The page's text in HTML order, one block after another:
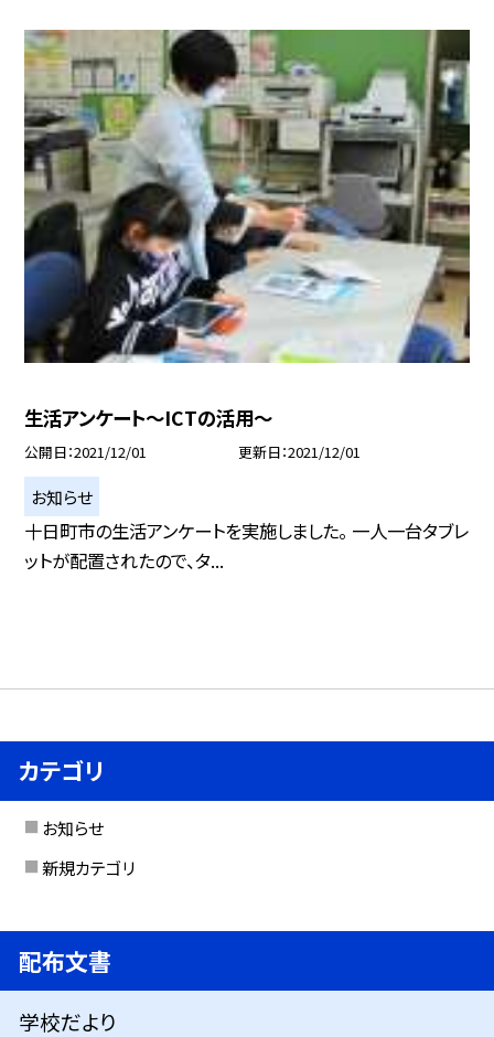
生活アンケート〜ICTの活用〜
公開日 2021/12/01 更新日 2021/12/01
お知らせ
十日町市の生活アンケートを実施しました。 一人一台タブレ
ットが配置されたので、タ...
カテゴリ
お知らせ
新規カテゴリ
配布文書
学校だより